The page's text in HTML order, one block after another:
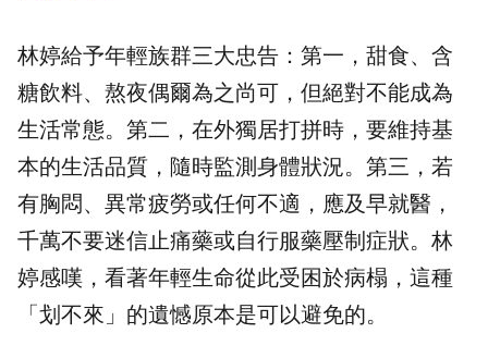
林婷給予年輕族群三大忠告：第一，甜食、 含
糖飲料、熬夜偶爾為之尚可，但絕對不能成為
生活常態。第二，在外獨居打拼時，要維持基
本的生活品質，隨時監測身體狀況。第三，若
有胸悶、異常疲勞或任何不適，應及早就醫，
千萬不要迷信止痛藥或自行服藥壓制症狀。林
婷感嘆，看著年輕生命從此受困於病榻，這種
「划不來」的遺憾原本是可以避免的。